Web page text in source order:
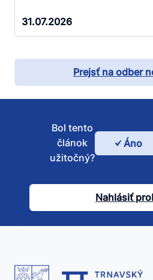
31.07.2026
Prejsť na odber
Bol tento
článok
užitočný?
Áno
Nahlásiť